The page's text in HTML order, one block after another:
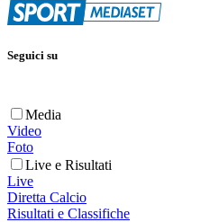
Seguici su
Media
Video
Foto
Live e Risultati
Live
Diretta Calcio
Risultati e Classifiche